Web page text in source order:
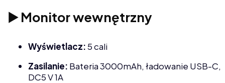
▶️ Monitor wewnętrzny
Wyświetlacz:5 cali
Zasilanie: Bateria 3000mAh, ładowanie USB-C,
DC5 V 1A